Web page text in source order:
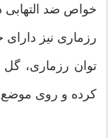
خواص ضد التهابی
رزماری نیز
توان رزماری،
کرده و روی